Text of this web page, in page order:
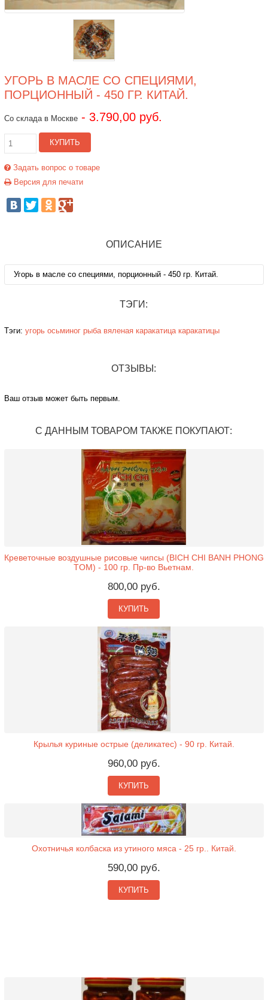
УГОРЬ В МАСЛЕ СО СПЕЦИЯМИ,
ПОРЦИОННЫЙ - 450 ГР. КИТАЙ.
Со склада в Москве- 3.790,00 руб.
КУПИТЬ
Задать вопрос о товаре
Версия для печати
ОПИСАНИЕ
Угорь в масле со специями, порционный - 450 гр. Китай.
ТЭГИ:
Тэги: угорь осьминог рыба вяленая каракатица каракатицы
ОТЗЫВЫ:
Ваш отзыв может быть первым.
С ДАННЫМ ТОВАРОМ ТАКЖЕ ПОКУПАЮТ:
Креветочные воздушные рисовые чипсы (BICH CHI BANH PHONG
TOM) - 100 гр. Пр-во Вьетнам.
800,00 руб.
КУПИТЬ
Крылья куриные острые (деликатес) - 90 гр. Китай.
960,00 руб.
КУПИТЬ
Охотничья колбаска из утиного мяса - 25 гр.. Китай.
590,00 руб.
КУПИТЬ